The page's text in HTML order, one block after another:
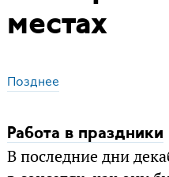
местах
Позднее
Работа в праздники
В последние дни